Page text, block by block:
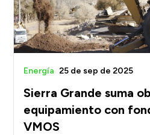
Sierra Grande suma
equipamiento con
VMOS
Energía 25 de sep de 2025